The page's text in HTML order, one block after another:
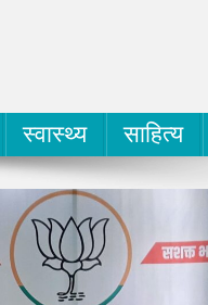
स्वास्थ्य साहित्य